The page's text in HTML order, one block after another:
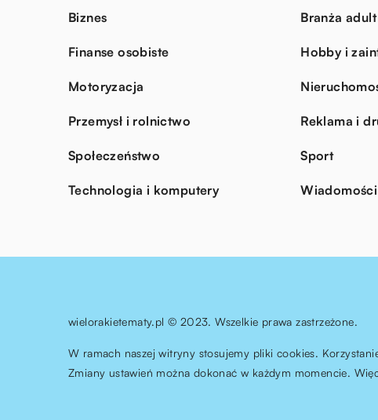
Biznes Branża
Finanse osobiste Hobby i
Motoryzacja
Przemysł i rolnictwo Reklama i
Społeczeństwo Sport
Technologia i komputery
wielorakietematy.pl © 2023. Wszelkie prawa zastrzeżone.
W ramach naszej witryny stosujemy pliki cookies.
Zmiany ustawień można dokonać w każdym momencie.